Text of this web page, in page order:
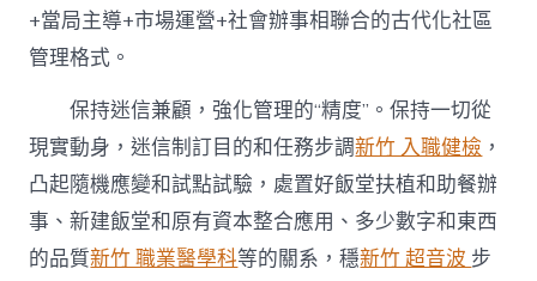
+當局主導+市場運營+社會辦事相聯合的古代化社區
管理格式。
保持迷信兼顧，強化管理的“精度”。保持一切從
現實動身，迷信制訂目的和任務步調新竹 入職健檢 ，
凸起隨機應變和試點試驗，處置好飯堂扶植和助餐辦
事、新建飯堂和原有資本整合應用、多少數字和東西
的品質新竹 職業醫學科等的關系，穩新竹 超音波 步